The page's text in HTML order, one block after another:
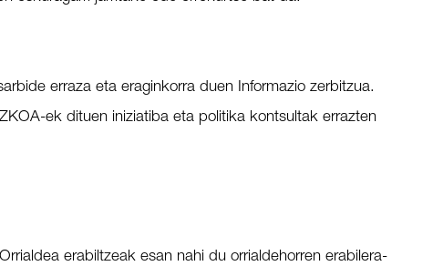
erraza eta eraginkorra duen Informazio zerbitzua.
ek dituen iniziatiba eta politika kontsultak errazten
erabiltzeak esan nahi du orrialdehorren erabilera-